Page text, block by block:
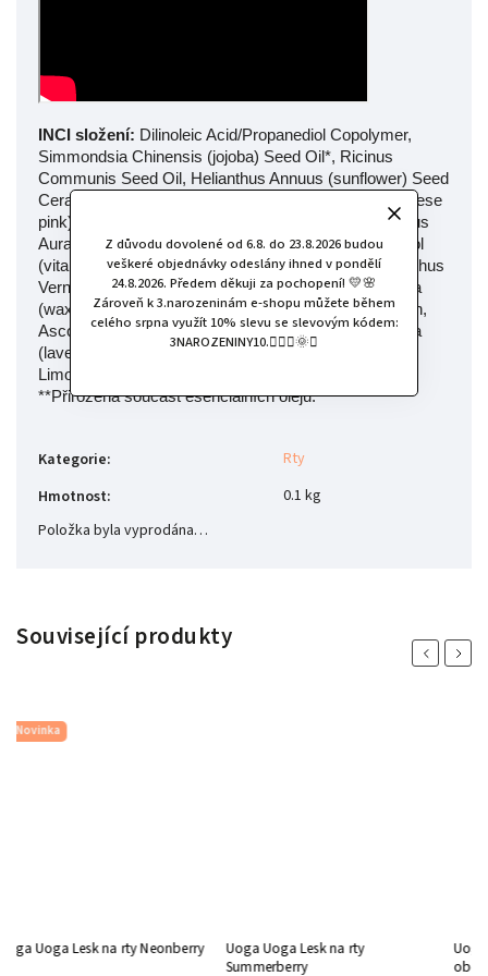
Z důvodu dovolené od 6.8. do 23.8.2026 budou
veškeré objednávky odeslány ihned v pondělí
24.8.2026. Předem děkuji za pochopení! 💛🌸
Zároveň k 3.narozeninám e-shopu můžete během
celého srpna využít 10% slevu se slevovým kódem:
3NAROZENINY10.🧚🏻‍♀️🌞✨
INCI složení: Dilinoleic Acid/Propanediol Copolymer,
Simmondsia Chinensis (jojoba) Seed Oil*, Ricinus
Communis Seed Oil, Helianthus Annuus (sunflower) Seed
Cera, Zinc Oxide, Candellila Cera, CI 77742 (manganese
pink), Olea Europaea (olive) Oil Unsaponifiables, Citrus
Aurantium Dulcis (sweet orange) Peel Oil*, Tocopherol
(vitamin E), Helianthus Anuus (sunflower) Seed Oil, Rhus
Verniciflua (lacquer tree) Peel Cera/Rhus Succedanea
(wax tree) Fruit Cera, Shorea Robusta (sal tree) Resin,
Ascorbyl Palmitate (vitamin C), Lavandula Angustifolia
(lavender) Herb Oil*, CI 77491 (iron oxide), Citral**,
Limonene**, Linalool**. *Z ekologického zeměděsltví.
**Přirozená součást esenciálních olejů.
Kategorie:
Rty
Hmotnost:
0.1 kg
Položka byla vyprodána…
Související produkty
Previous
Novinka
Uoga Uoga Lesk na rty Neonberry
Uoga Uoga Lesk na rty
Summerberry
Next